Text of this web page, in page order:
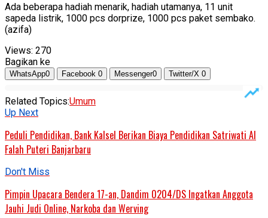
Ada beberapa hadiah menarik, hadiah utamanya, 11 unit
sapeda listrik, 1000 pcs dorprize, 1000 pcs paket sembako.
(azifa)
Views: 270
Bagikan ke
WhatsApp0 Facebook 0 Messenger0 Twitter/X 0
Related Topics:Umum
Up Next
Peduli Pendidikan, Bank Kalsel Berikan Biaya Pendidikan Satriwati Al
Falah Puteri Banjarbaru
Don't Miss
Pimpin Upacara Bendera 17-an, Dandim 0204/DS Ingatkan Anggota
Jauhi Judi Online, Narkoba dan Werving